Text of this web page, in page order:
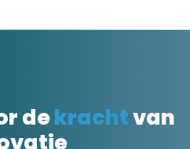
dekrachtvan